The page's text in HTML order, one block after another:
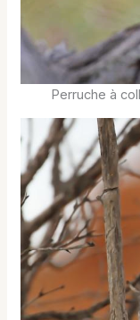
Perruche à